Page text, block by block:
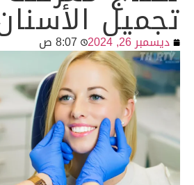
تجميل
ديسمبر 26, 2024 8:07 ص